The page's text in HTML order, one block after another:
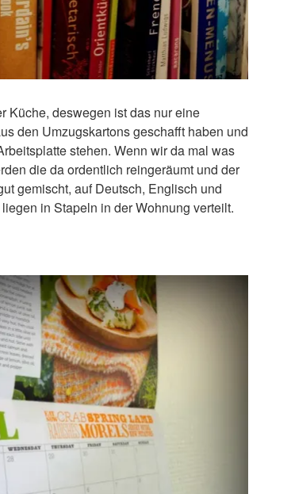
Küche, deswegen ist das nur eine
den Umzugskartons geschafft haben und
stehen. Wenn wir da mal was
die da ordentlich reingeräumt und der
gemischt, auf Deutsch, Englisch und
in Stapeln in der Wohnung verteilt.